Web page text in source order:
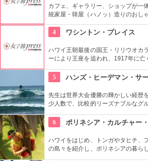
カフェ、ギャラリー、ショップが一
統家屋・韓屋（ハノッ）造りのおし
さにお茶の博物館だけあり、世界各
び、優雅な気分でお茶を味わえます
4 ワシントン・プレイス
ハワイ王朝最後の国王・リリウオカ
ーにより王座を追われ、1917年に亡
に才能のあった女性。ピアノやギタ
きます。
5 ハンズ・ヒーデマン・サ
先生は世界大会優勝の輝かしい経歴
少人数で、比較的リーズナブルなグ
心者の方も基本動作からきちんと学
6 ポリネシア・カルチャー
ハワイをはじめ、トンガやタヒチ、
の島々を紹介し、ポリネシアの暮ら